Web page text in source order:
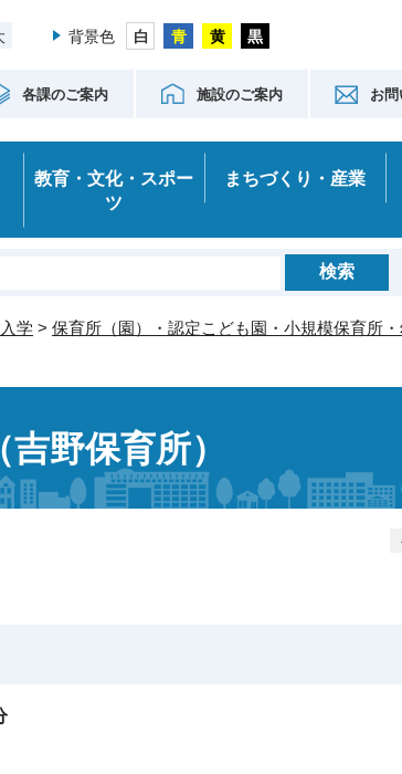
背景色
各課のご案内 施設のご案内 お
教育・文化・スポー
ツ
まちづくり・産業
学 > 保育所（園）・認定こども園・小規模保育所
野保育所）